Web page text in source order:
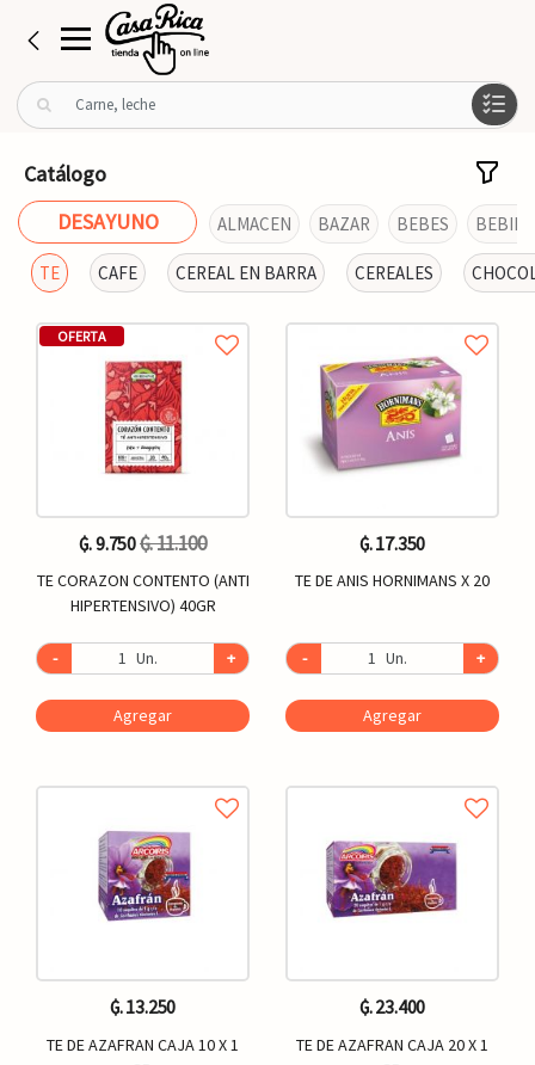
B
u
r
p
Catálogo
DESAYUNO
ALMACEN BAZAR BEBES
TE CAFE CEREAL EN BARRA CEREALES
OFERTA
₲. 9.750₲. 11.100
TE CORAZON CONTENTO (ANTI
HIPERTENSIVO) 40GR
- Un. +
Agregar
₲. 17.350
TE DE ANIS HORNIMANS X 20
- Un. +
Agregar
₲. 13.250
TE DE AZAFRAN CAJA 10 X 1
₲. 23.400
TE DE AZAFRAN CAJA 20 X 1